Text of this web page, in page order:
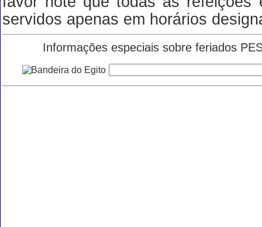
servidos apenas em horários
Informações especiais sobre feriados